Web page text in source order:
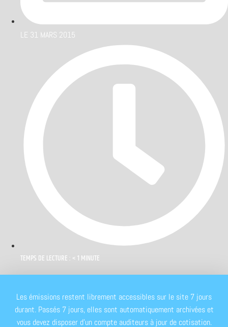
LE 31 MARS 2015
TEMPS DE LECTURE : < 1 MINUTE
Les émissions restent librement accessibles sur le site 7 jours
durant. Passés 7 jours, elles sont automatiquement archivées et
vous devez disposer d'un compte auditeurs à jour de cotisation.